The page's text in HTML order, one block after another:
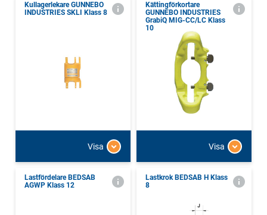
Kullagerlekare GUNNEBO
INDUSTRIES SKLI Klass 8
Visa
Kättingförkortare
GUNNEBO INDUSTRIES
GrabiQ MIG-CC/LC Klass
10
Visa
Lastfördelare BEDSAB
AGWP Klass 12
Lastkrok BEDSAB H Klass
8